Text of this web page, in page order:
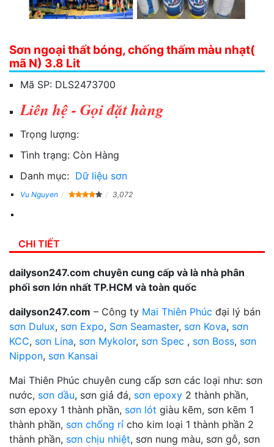
Sơn ngoại thất bóng, chống thấm màu nhạt(
mã N) 3.8 Lit
Mã SP: DLS2473700
Liên hệ - Gọi đặt hàng
Trọng lượng:
Tình trạng: Còn Hàng
Danh mục: Dữ liệu sơn
Vu Nguyen 3,072
CHI TIẾT
dailyson247.com chuyên cung cấp và là nhà phân
phối sơn lớn nhất TP.HCM và toàn quốc
dailyson247.com – Công ty Mai Thiên Phúc đại lý bán
sơn Dulux, sơn Expo, Sơn Seamaster, sơn Kova, sơn
KCC, sơn Lina, sơn Mykolor, sơn Spec , sơn Boss, sơn
Nippon, sơn Kansai
Mai Thiên Phúc chuyên cung cấp sơn các loại như: sơn
nước, sơn dầu, sơn giả đá, sơn epoxy 2 thành phần,
sơn epoxy 1 thành phần, sơn lót giàu kẽm, sơn kẽm 1
thành phần, sơn chống rỉ cho kim loại 1 thành phần 2
thành phần, sơn chịu nhiệt, sơn nung màu, sơn gỗ, sơn